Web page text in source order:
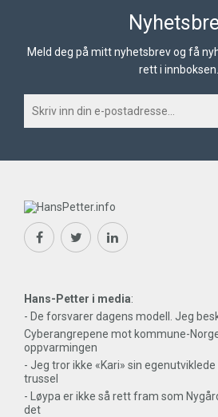
Meld deg på mitt nyhetsbrev og få
rett i innboksen.
Hans-Petter i media:
- De forsvarer dagens modell. Jeg
Cyberangrepene mot kommune-
oppvarmingen
- Jeg tror ikke «Kari» sin
trussel
- Løypa er ikke så rett fram som
det